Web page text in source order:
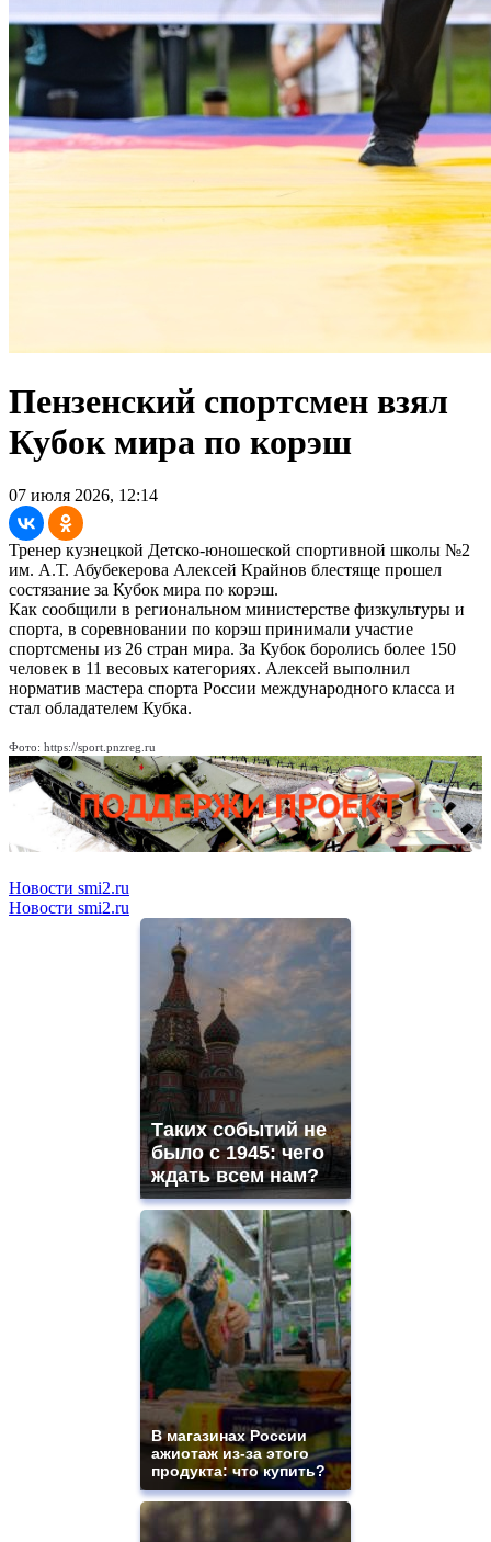
Пензенский спортсмен взял
Кубок мира по корэш
07 июля 2026, 12:14
Тренер кузнецкой Детско-юношеской спортивной школы №2
им. А.Т. Абубекерова Алексей Крайнов блестяще прошел
состязание за Кубок мира по корэш.
Как сообщили в региональном министерстве физкультуры и
спорта, в соревновании по корэш принимали участие
спортсмены из 26 стран мира. За Кубок боролись более 150
человек в 11 весовых категориях. Алексей выполнил
норматив мастера спорта России международного класса и
стал обладателем Кубка.
Фото: https://sport.pnzreg.ru
Новости smi2.ru
Новости smi2.ru
Таких событий не
было с 1945: чего
ждать всем нам?
В магазинах России
ажиотаж из-за этого
продукта: что купить?